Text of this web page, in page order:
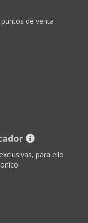
de venta
para ello